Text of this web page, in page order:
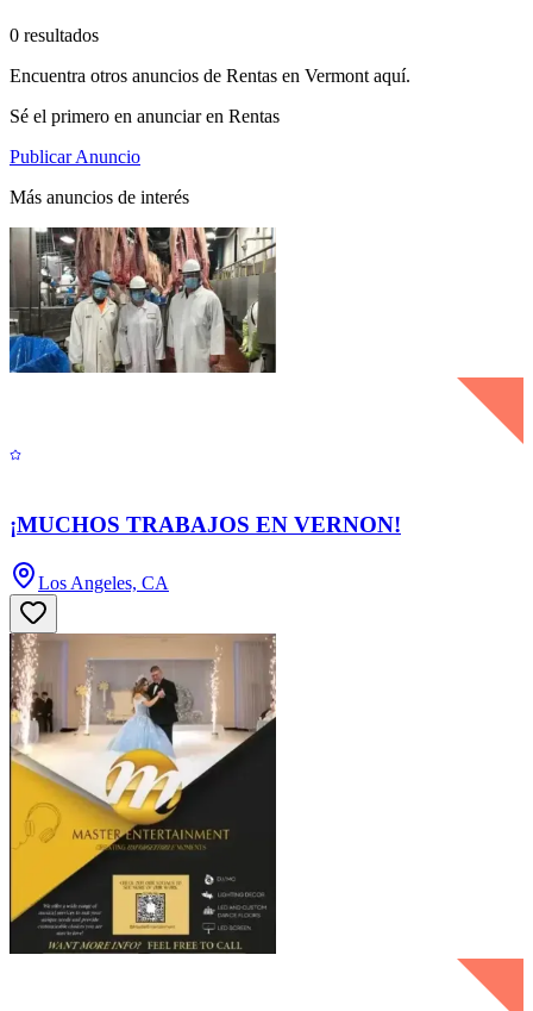
0 resultados
Encuentra otros anuncios de Rentas en Vermont aquí.
Sé el primero en anunciar en Rentas
Publicar Anuncio
Más anuncios de interés
¡MUCHOS TRABAJOS EN VERNON!
Los Angeles, CA